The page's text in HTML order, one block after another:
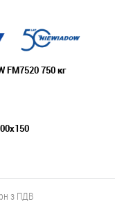
FM7520 750 кг
з ПДВ